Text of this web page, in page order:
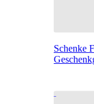
Schenke